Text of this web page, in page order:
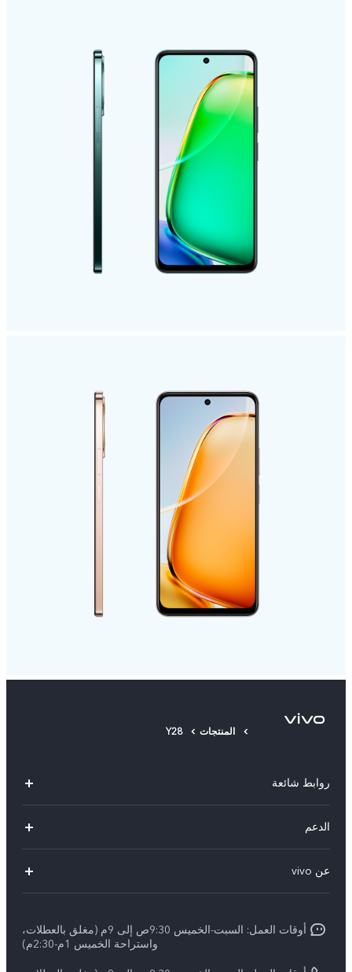
المنتجات Y28
روابط شائعة
X300 FE
X300 Ultra
الدعم
Funtouch OS
مراكز الصيانة
عن vivo
الأخبار
ARABIC/العربية:
أوقات العمل: السبت-الخميس 9:30ص إلى 9م (مغلق بالعطلات،
واستراحة الخميس 1م-2:30م)